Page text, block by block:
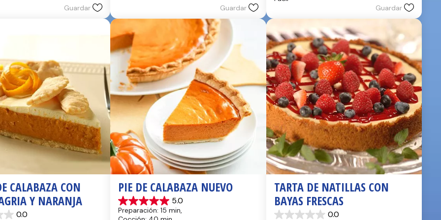
Guardar Guardar
estrellas.
reseñas
Guardar
CALABAZA CON
Y NARANJA
0.0
PIE DE CALABAZA NUEVO
5.0
5.0
de
Preparación: 15 min,
TARTA DE NATILLAS CON
BAYAS FRESCAS
0.0